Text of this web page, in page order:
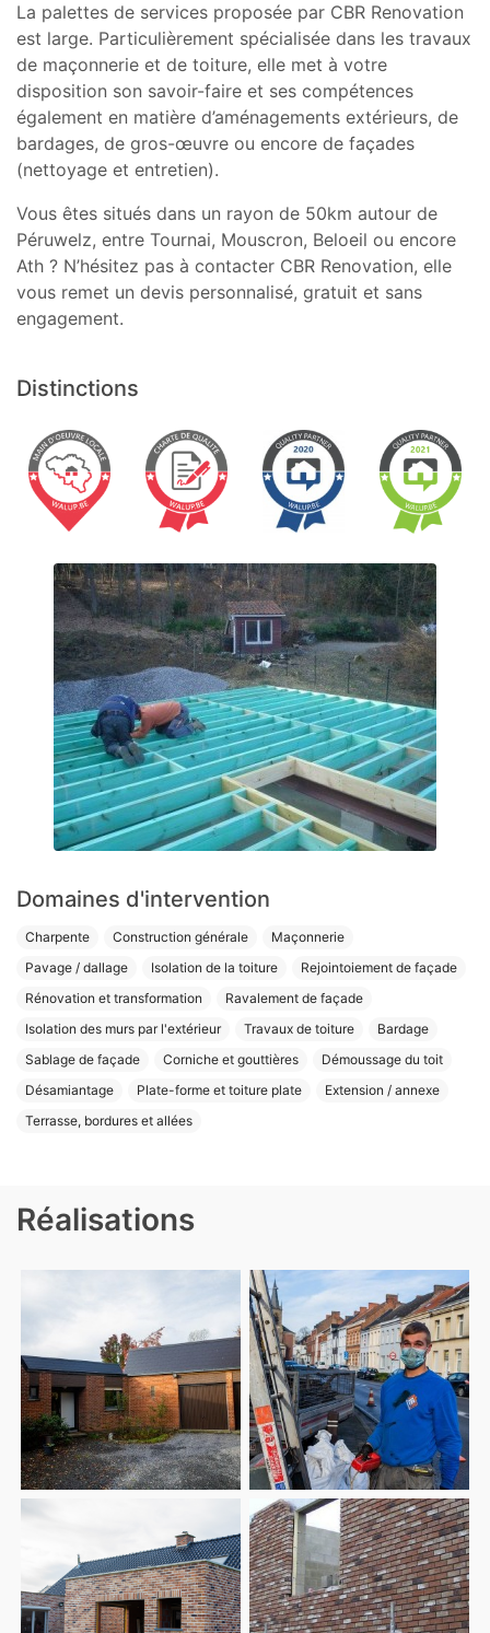
La palettes de services proposée par CBR Renovation
est large. Particulièrement spécialisée dans les travaux
de maçonnerie et de toiture, elle met à votre
disposition son savoir-faire et ses compétences
également en matière d’aménagements extérieurs, de
bardages, de gros-œuvre ou encore de façades
(nettoyage et entretien).
Vous êtes situés dans un rayon de 50km autour de
Péruwelz, entre Tournai, Mouscron, Beloeil ou encore
Ath ? N’hésitez pas à contacter CBR Renovation, elle
vous remet un devis personnalisé, gratuit et sans
engagement.
Distinctions
Domaines d'intervention
Charpente Construction générale
Maçonnerie
Pavage / dallage
Isolation de la toiture
Rejointoiement de façade
Rénovation et transformation
Ravalement de façade
Isolation des murs par l'extérieur
Travaux de toiture
Bardage
Sablage de façade
Corniche et gouttières
Démoussage du toit
Désamiantage
Plate-forme et toiture plate
Extension / annexe
Terrasse, bordures et allées
Réalisations